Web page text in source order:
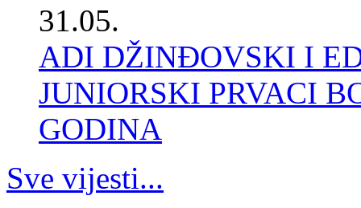
31.05.
ADI DŽINĐOVSKI I
JUNIORSKI PRVACI
GODINA
Sve vijesti...